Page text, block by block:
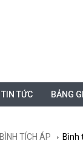
TIN TỨC BẢNG
BÌNH TÍCH ÁP Bình